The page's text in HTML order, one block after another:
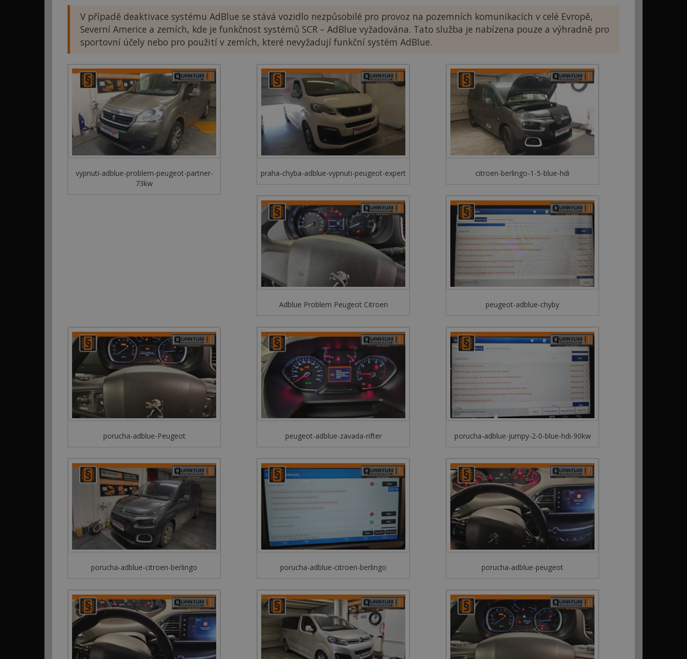
V případě deaktivace systému AdBlue se stává vozidlo nezpůsobilé pro provoz na pozemních komunikacích v celé Evropě,
Severní Americe a zemích, kde je funkčnost systémů SCR – AdBlue vyžadována. Tato služba je nabízena pouze a výhradně pro
sportovní účely nebo pro použití v zemích, které nevyžadují funkční systém AdBlue.
vypnuti-adblue-problem-peugeot-partner-
73kw
praha-chyba-adblue-vypnuti-peugeot-expert citroen-berlingo-1-5-blue-hdi
Adblue Problem Peugeot Citroen peugeot-adblue-chyby
porucha-adblue-Peugeot peugeot-adblue-zavada-rifter porucha-adblue-jumpy-2-0-blue-hdi-90kw
porucha-adblue-citroen-berlingo porucha-adblue-citroen-berlingo porucha-adblue-peugeot